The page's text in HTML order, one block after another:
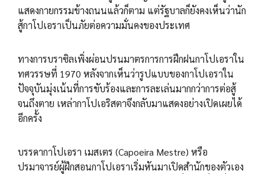
แสดงกายกรรมข้างถนนแล้วก็ตาม แต่รัฐบาลก็ยังคงเห็นว่านัก
สู้กาโปเอราเป็นภัยต่อความมั่นคงของประเทศ
ทางการบราซิลเพิ่งผ่อนปรนมาตรการการฝึกฝนกาโปเอราใน
ทศวรรษที่ 1970 หลังจากเห็นว่ารูปแบบของกาโปเอราใน
ปัจจุบันมุ่งเน้นที่การขับร้องและการละเล่นมากกว่าการต่อสู้
จนถึงตาย เหล่ากาโปเอริสตาจึงกลับมาแสดงอย่างเปิดเผยได้
อีกครั้ง
บรรดากาโปเอรา เมสเตร (Capoeira Mestre) หรือ
ปรมาจารย์ผู้ฝึกสอนกาโปเอราเริ่มหันมาเปิดสำนักของตัวเอง